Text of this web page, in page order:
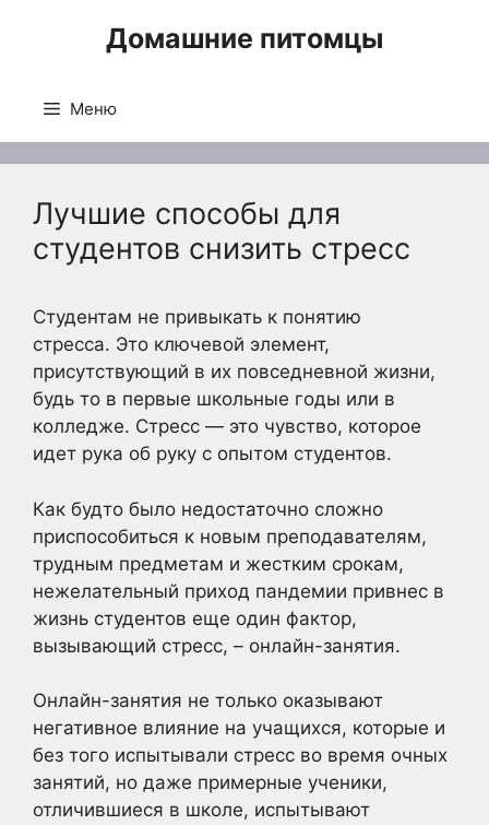
Домашние питомцы
Меню
Лучшие способы для
студентов снизить стресс
Студентам не привыкать к понятию
стресса. Это ключевой элемент,
присутствующий в их повседневной жизни,
будь то в первые школьные годы или в
колледже. Стресс — это чувство, которое
идет рука об руку с опытом студентов.
Как будто было недостаточно сложно
приспособиться к новым преподавателям,
трудным предметам и жестким срокам,
нежелательный приход пандемии привнес в
жизнь студентов еще один фактор,
вызывающий стресс, – онлайн-занятия.
Онлайн-занятия не только оказывают
негативное влияние на учащихся, которые и
без того испытывали стресс во время очных
занятий, но даже примерные ученики,
отличившиеся в школе, испытывают